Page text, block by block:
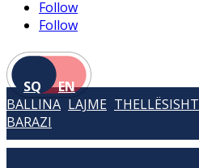
Follow
Follow
SQ EN
BALLINA LAJME THELLËSISHT
BARAZI